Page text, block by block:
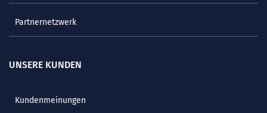
Partnernetzwerk
UNSERE KUNDEN
Kundenmeinungen